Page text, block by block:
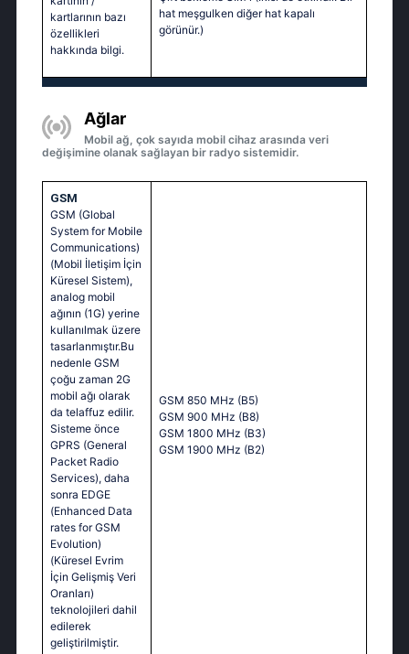
kartlarının bazı
özellikleri
hakkında bilgi.
hat meşgulken diğer hat kapalı
görünür.)
Ağlar
Mobil ağ, çok sayıda mobil cihaz arasında veri
değişimine olanak sağlayan bir radyo sistemidir.
GSM
GSM (Global
System for Mobile
Communications)
(Mobil İletişim İçin
Küresel Sistem),
analog mobil
ağının (1G) yerine
kullanılmak üzere
tasarlanmıştır.Bu
nedenle GSM
çoğu zaman 2G
mobil ağı olarak
da telaffuz edilir.
Sisteme önce
GPRS (General
Packet Radio
Services), daha
sonra EDGE
(Enhanced Data
rates for GSM
Evolution)
(Küresel Evrim
İçin Gelişmiş Veri
Oranları)
teknolojileri dahil
edilerek
geliştirilmiştir.
GSM 850 MHz (B5)
GSM 900 MHz (B8)
GSM 1800 MHz (B3)
GSM 1900 MHz (B2)